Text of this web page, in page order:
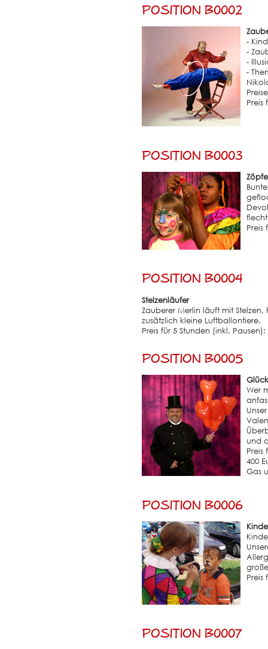
Position B0002
-
-
-
-
Preis
Position B0003
Preis
Position B0004
Stelzenläufer
Zauberer Merlin läuft mit
zusätzlich kleine Luftballontiere.
Preis für 5 Stunden (inkl. Pausen):
Position B0005
Wer
und
Preis
400
Gas
Position B0006
Preis
Position B0007